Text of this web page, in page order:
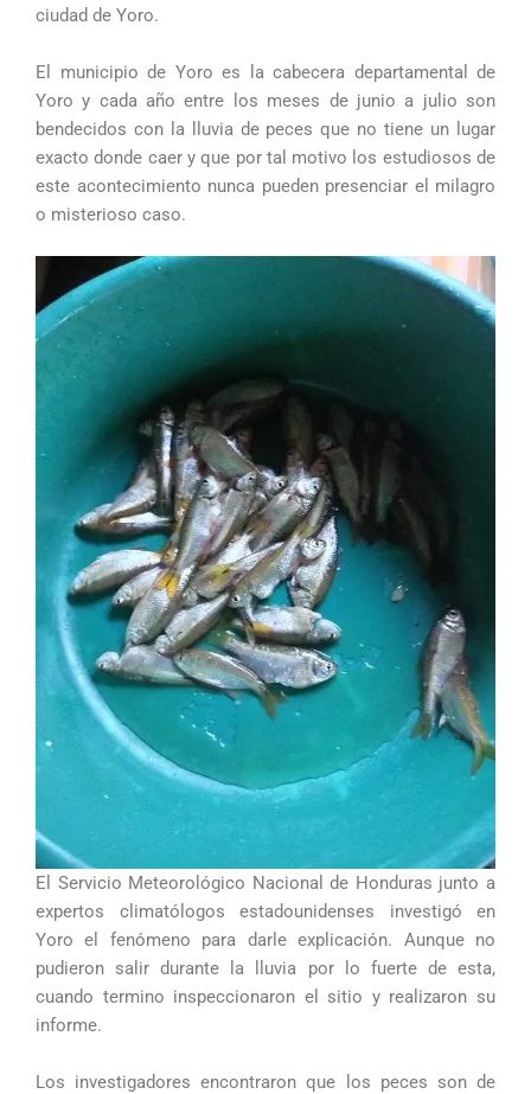
ciudad de Yoro.
El municipio de Yoro es la cabecera departamental de
Yoro y cada año entre los meses de junio a julio son
bendecidos con la lluvia de peces que no tiene un lugar
exacto donde caer y que por tal motivo los estudiosos de
este acontecimiento nunca pueden presenciar el milagro
o misterioso caso.
El Servicio Meteorológico Nacional de Honduras junto a
expertos climatólogos estadounidenses investigó en
Yoro el fenómeno para darle explicación. Aunque no
pudieron salir durante la lluvia por lo fuerte de esta,
cuando termino inspeccionaron el sitio y realizaron su
informe.
Los investigadores encontraron que los peces son de